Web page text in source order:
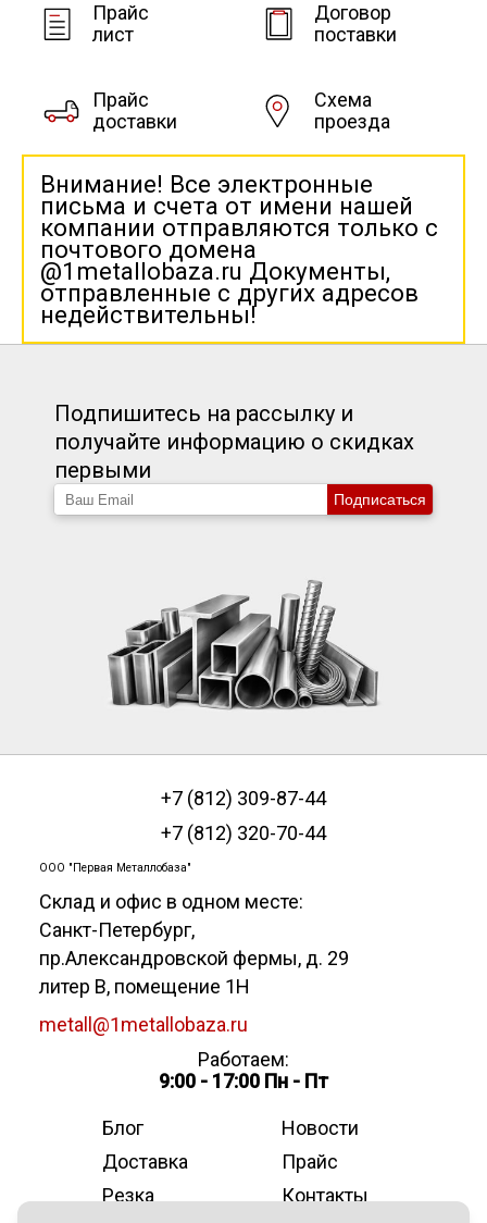
Прайс
лист
Договор
поставки
Прайс
доставки
Схема
проезда
Внимание! Все электронные
письма и счета от имени нашей
компании отправляются только с
почтового домена
@1metallobaza.ru Документы,
отправленные с других адресов
недействительны!
Подпишитесь на рассылку и
получайте информацию о скидках
первыми
Подписаться
+7 (812) 309-87-44
+7 (812) 320-70-44
ООО "Первая Металлобаза"
Склад и офис в одном месте:
Санкт-Петербург,
пр.Александровской фермы, д. 29
литер В, помещение 1Н
metall@1metallobaza.ru
Работаем:
9:00 - 17:00 Пн - Пт
Блог
Новости
Доставка
Прайс
Резка
Контакты